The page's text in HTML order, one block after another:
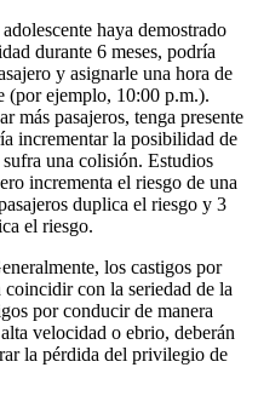
haya demostrado
durante 6 meses, podría
y asignarle una hora de
(por ejemplo, 10:00 p.m.).
más pasajeros, tenga presente
incrementar la posibilidad de
una colisión. Estudios
incrementa el riesgo de una
duplica el riesgo y 3
el riesgo.
los castigos por
con la seriedad de la
por conducir de manera
velocidad o ebrio, deberán
la pérdida del privilegio de